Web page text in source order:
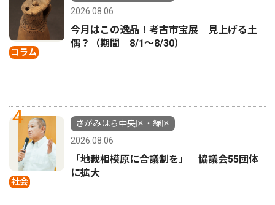
コラム
2026.08.06
今月はこの逸品！考古市宝展 見上げる土
偶？（期間 8/1〜8/30）
4
社会
さがみはら中央区・緑区
2026.08.06
「地裁相模原に合議制を」 協議会55団体
に拡大